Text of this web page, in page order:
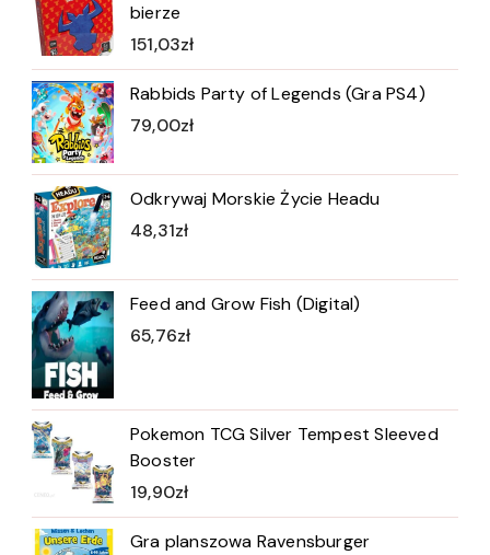
bierze
151,03zł
Rabbids Party of Legends (Gra PS4)
79,00zł
Odkrywaj Morskie Życie Headu
48,31zł
Feed and Grow Fish (Digital)
65,76zł
Pokemon TCG Silver Tempest Sleeved
Booster
19,90zł
Gra planszowa Ravensburger